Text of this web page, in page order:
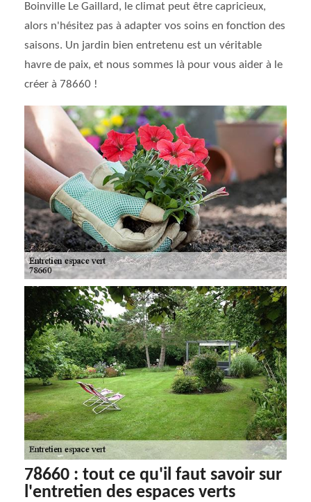
Boinville Le Gaillard, le climat peut être capricieux,
alors n'hésitez pas à adapter vos soins en fonction des
saisons. Un jardin bien entretenu est un véritable
havre de paix, et nous sommes là pour vous aider à le
créer à 78660 !
78660 : tout ce qu'il faut savoir sur
l'entretien des espaces verts